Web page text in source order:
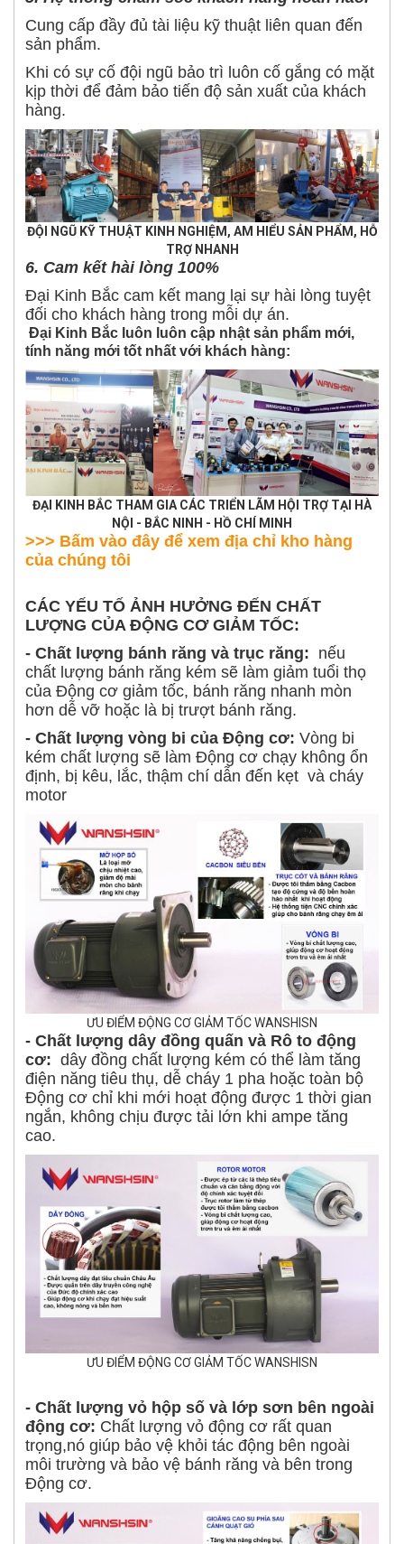
Cung cấp đầy đủ tài liệu kỹ thuật liên quan đến
sản phẩm.
Khi có sự cố đội ngũ bảo trì luôn cố gắng có mặt
kịp thời để đảm bảo tiến độ sản xuất của khách
hàng.
ĐỘI NGŨ KỸ THUẬT KINH NGHIỆM, AM HIỂU SẢN PHẨM, HỖ
TRỢ NHANH
6. Cam kết hài lòng 100%
Đại Kinh Bắc cam kết mang lại sự hài lòng tuyệt
đối cho khách hàng trong mỗi dự án.
Đại Kinh Bắc luôn luôn cập nhật sản phẩm mới,
tính năng mới tốt nhất với khách hàng:
ĐẠI KINH BẮC THAM GIA CÁC TRIỂN LÃM HỘI TRỢ TẠI HÀ
NỘI - BẮC NINH - HỒ CHÍ MINH
>>> Bấm vào đây để xem địa chỉ kho hàng
của chúng tôi
CÁC YẾU TỐ ẢNH HƯỞNG ĐẾN CHẤT
LƯỢNG CỦA ĐỘNG CƠ GIẢM TỐC:
- Chất lượng bánh răng và trục răng: nếu
chất lượng bánh răng kém sẽ làm giảm tuổi thọ
của Động cơ giảm tốc, bánh răng nhanh mòn
hơn dễ vỡ hoặc là bị trượt bánh răng.
- Chất lượng vòng bi của Động cơ: Vòng bi
kém chất lượng sẽ làm Động cơ chạy không ổn
định, bị kêu, lắc, thậm chí dẫn đến kẹt và cháy
motor
ƯU ĐIỂM ĐỘNG CƠ GIẢM TỐC WANSHISN
- Chất lượng dây đồng quấn và Rô to động
cơ: dây đồng chất lượng kém có thể làm tăng
điện năng tiêu thụ, dễ cháy 1 pha hoặc toàn bộ
Động cơ chỉ khi mới hoạt động được 1 thời gian
ngắn, không chịu được tải lớn khi ampe tăng
cao.
ƯU ĐIỂM ĐỘNG CƠ GIẢM TỐC WANSHISN
- Chất lượng vỏ hộp số và lớp sơn bên ngoài
động cơ: Chất lượng vỏ động cơ rất quan
trọng,nó giúp bảo vệ khỏi tác động bên ngoài
môi trường và bảo vệ bánh răng và bên trong
Động cơ.